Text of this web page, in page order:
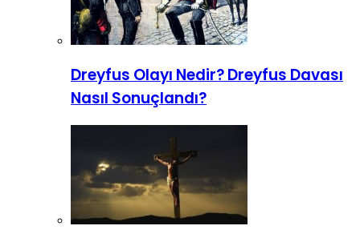
Dreyfus Olayı Nedir? Dreyfus Davası
Nasıl Sonuçlandı?